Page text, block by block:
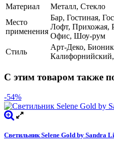
Материал
Металл, Стекло
Место
применения
Бар, Гостиная,
Лофт, Прихожая,
Офис, Шоу-рум
Стиль
Арт-Деко,
С этим товаром также
-54%
Светильник Selene Gold by Sandra